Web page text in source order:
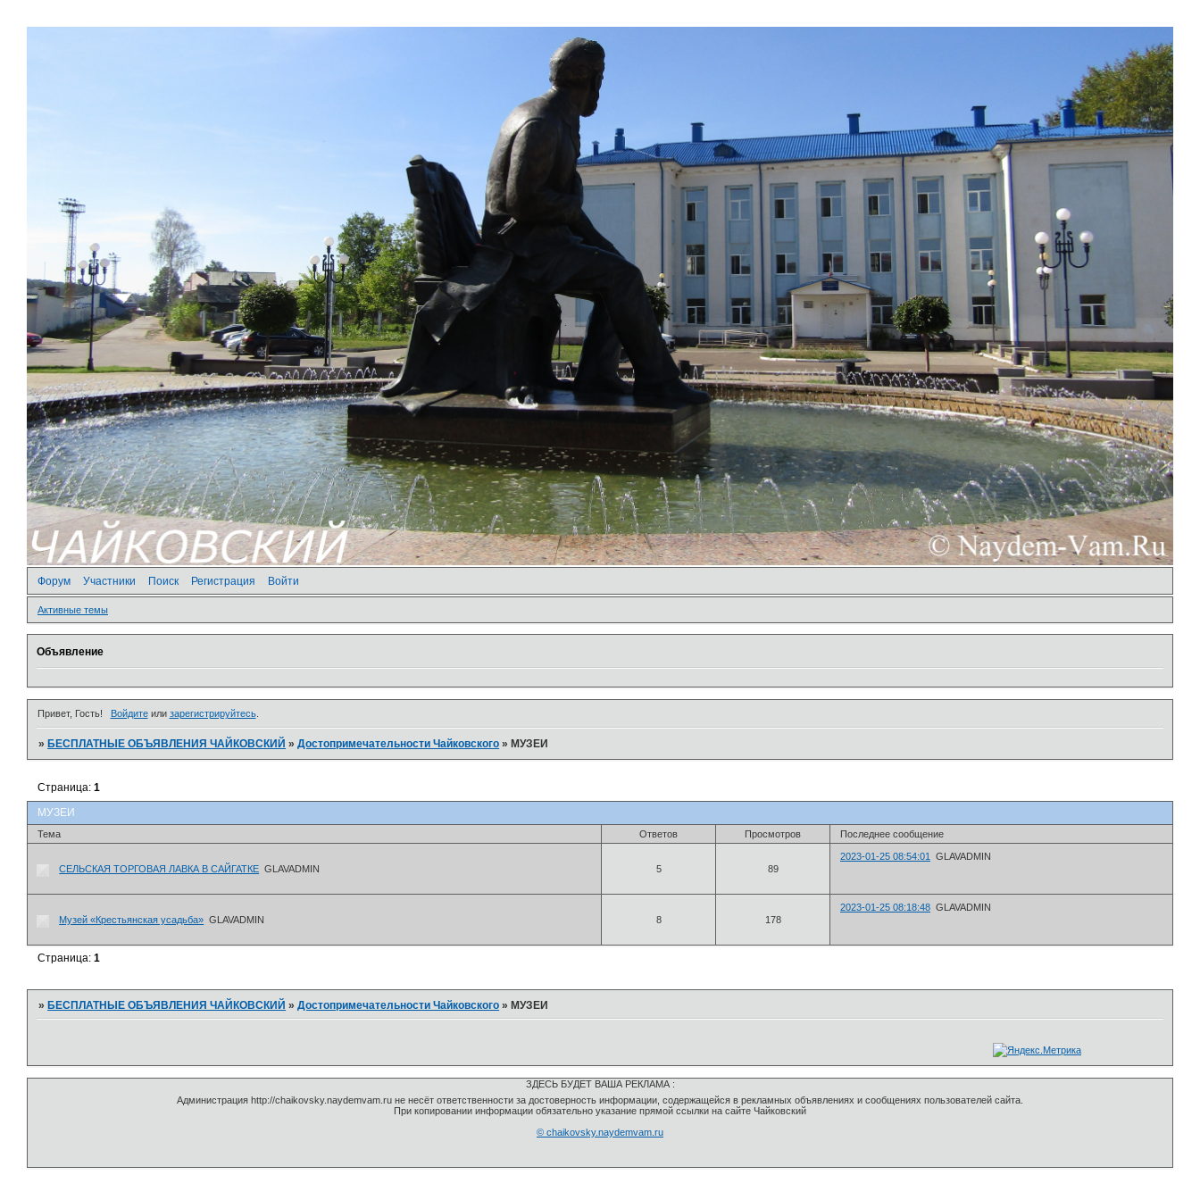
Форум Участники Поиск Регистрация Войти
Активные темы
Объявление
Привет, Гость! Войдитеили зарегистрируйтесь.
» БЕСПЛАТНЫЕ ОБЪЯВЛЕНИЯ ЧАЙКОВСКИЙ »Достопримечательности Чайковского » МУЗЕИ
МУЗЕИ
Страница:1
Тема Ответов Просмотров Последнее сообщение
СЕЛЬСКАЯ ТОРГОВАЯ ЛАВКА В САЙГАТКЕ GLAVADMIN 5 89
2023-01-25 08:54:01 GLAVADMIN
Музей «Крестьянская усадьба» GLAVADMIN 8 178
2023-01-25 08:18:48 GLAVADMIN
Страница:1
»БЕСПЛАТНЫЕ ОБЪЯВЛЕНИЯ ЧАЙКОВСКИЙ »Достопримечательности Чайковского »МУЗЕИ
ЗДЕСЬ БУДЕТ ВАША РЕКЛАМА :
Администрация http://chaikovsky.naydemvam.ru не несёт ответственности за достоверность информации, содержащейся в рекламных объявлениях и сообщениях пользователей сайта.
При копировании информации обязательно указание прямой ссылки на сайте Чайковский
© chaikovsky.naydemvam.ru